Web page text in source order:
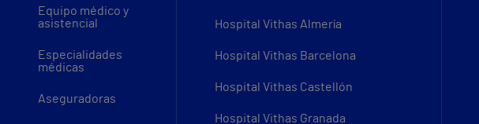
Equipo médico y
asistencial
Especialidades
médicas
Aseguradoras
Hospital Vithas Almería
Hospital Vithas Barcelona
Hospital Vithas Castellón
Hospital Vithas Granada